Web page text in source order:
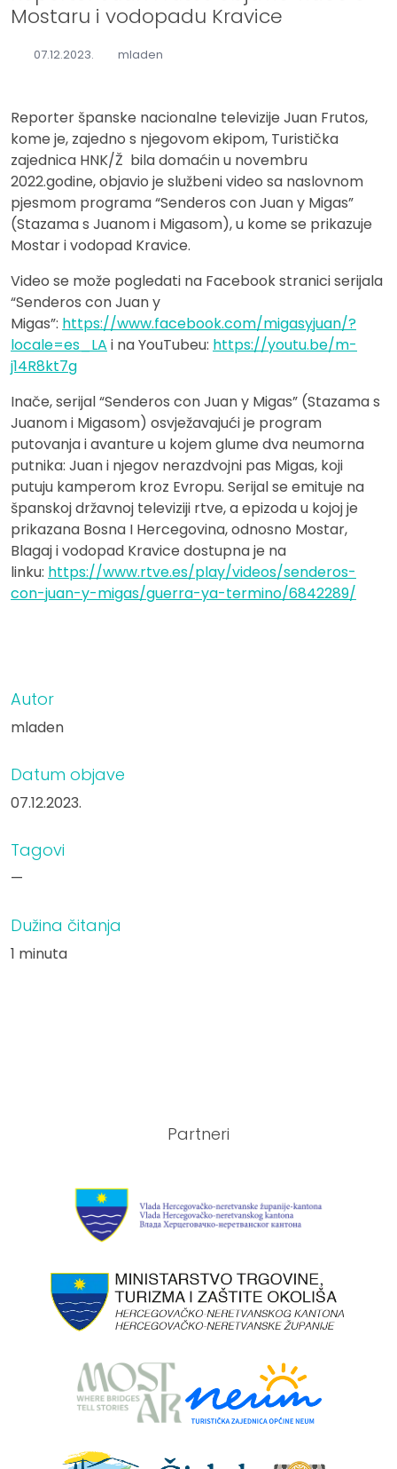
Mostaru i vodopadu Kravice
07.12.2023. mladen
Reporter španske nacionalne televizije Juan Frutos,
kome je, zajedno s njegovom ekipom, Turistička
zajednica HNK/Ž bila domaćin u novembru
2022.godine, objavio je službeni video sa naslovnom
pjesmom programa “Senderos con Juan y Migas”
(Stazama s Juanom i Migasom), u kome se prikazuje
Mostar i vodopad Kravice.
Video se može pogledati na Facebook stranici serijala
“Senderos con Juan y
Migas”: https://www.facebook.com/migasyjuan/?
locale=es_LA i na YouTubeu: https://youtu.be/m-
j14R8kt7g
Inače, serijal “Senderos con Juan y Migas” (Stazama s
Juanom i Migasom) osvježavajući je program
putovanja i avanture u kojem glume dva neumorna
putnika: Juan i njegov nerazdvojni pas Migas, koji
putuju kamperom kroz Evropu. Serijal se emituje na
španskoj državnoj televiziji rtve, a epizoda u kojoj je
prikazana Bosna I Hercegovina, odnosno Mostar,
Blagaj i vodopad Kravice dostupna je na
linku: https://www.rtve.es/play/videos/senderos-
con-juan-y-migas/guerra-ya-termino/6842289/
Autor
mladen
Datum objave
07.12.2023.
Tagovi
—
Dužina čitanja
1 minuta
Partneri